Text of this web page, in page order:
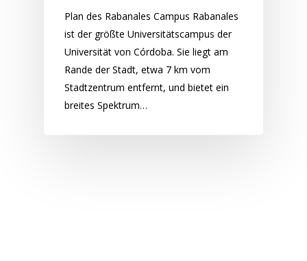
Plan des Rabanales Campus Rabanales
ist der größte Universitätscampus der
Universität von Córdoba. Sie liegt am
Rande der Stadt, etwa 7 km vom
Stadtzentrum entfernt, und bietet ein
breites Spektrum…